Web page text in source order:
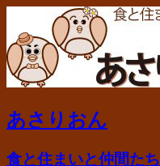
あさりおん
食と住まいと仲間たち